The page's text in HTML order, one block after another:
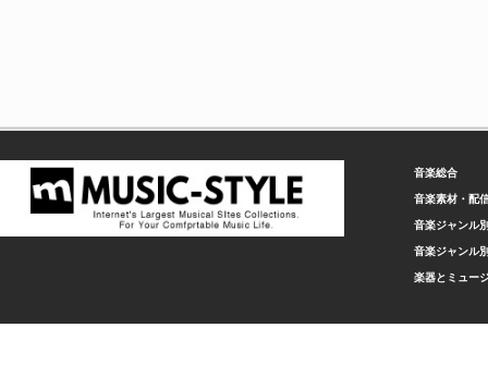
音楽総合
音楽素材・配
音楽ジャンル
音楽ジャンル
楽器とミュー